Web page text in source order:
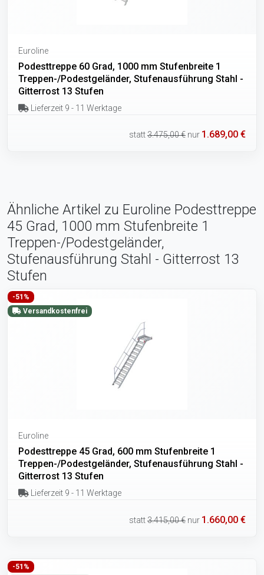
Euroline
Podesttreppe 60 Grad, 1000 mm Stufenbreite 1
Treppen-/Podestgeländer, Stufenausführung Stahl -
Gitterrost 13 Stufen
Lieferzeit 9 - 11 Werktage
statt3.475,00 € nur 1.689,00 €
Ähnliche Artikel zu Euroline Podesttreppe
45 Grad, 1000 mm Stufenbreite 1
Treppen-/Podestgeländer,
Stufenausführung Stahl - Gitterrost 13
Stufen
-51%
Versandkostenfrei
Euroline
Podesttreppe 45 Grad, 600 mm Stufenbreite 1
Treppen-/Podestgeländer, Stufenausführung Stahl -
Gitterrost 13 Stufen
Lieferzeit 9 - 11 Werktage
statt3.415,00 € nur 1.660,00 €
-51%